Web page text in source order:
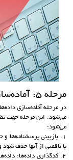
مرحله 5: آماده‌سازي داده‌ها و تجزيه و تحليل آنها
در مرحله آماده‌سازی
می‌شود. این مرحله جهت
می‌شود:
1. بازبینی پرسشنامه‌ها
یا ناقصی از آنها حذف شود
2. کدگذاری داده‌ها: